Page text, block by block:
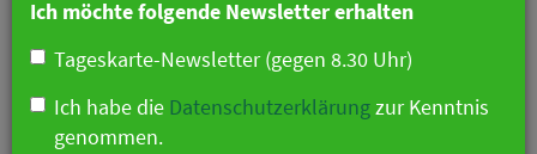
23. November 2020 14:47 Uhr| Hotellerie
Ich möchte folgende Newsletter erhalten
Tageskarte-Newsletter (gegen 8.30 Uhr)
Ich habe die